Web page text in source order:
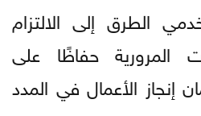
الطرق إلى الالتزام
المرورية حفاظًا على
إنجاز الأعمال في المدد